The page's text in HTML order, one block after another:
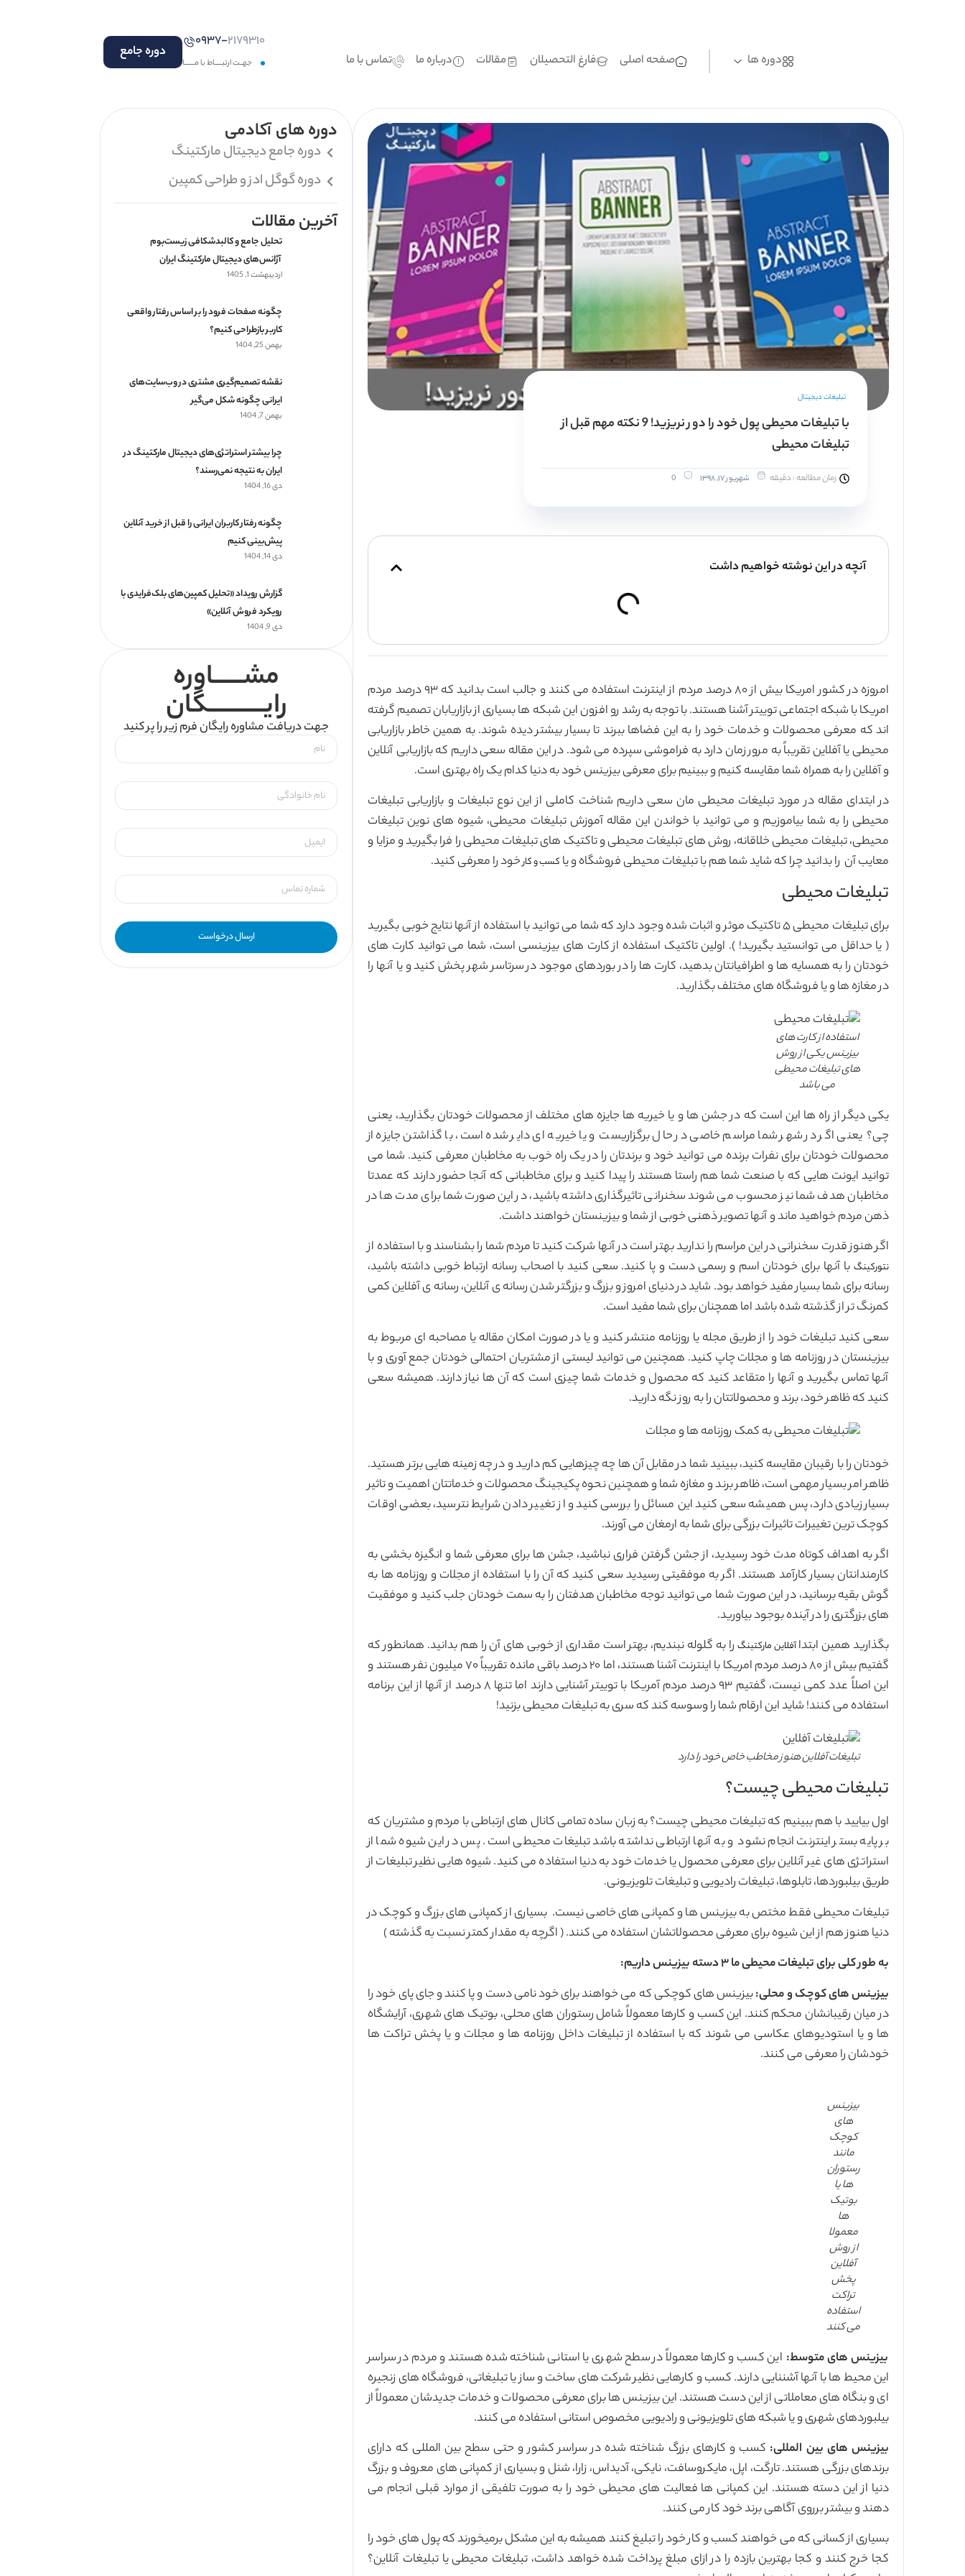
دوره ها صفحه اصلی فارغ التحصیلان مقالات درباره ما تماس با ما
۰۹۳۷-۲۱۷۹۳۱۰
جهــت ارتبـــــاط با مـــــــا
دوره جامع
تبلیغات دیجیتال
با تبلیغات محیطی پول خود را دور نریزید! 9 نکته مهم قبل از
تبلیغات محیطی
زمان مطالعه : دقیقه شهریور ۱۷, ۱۳۹۸ 0
آنچه در این نوشته خواهیم داشت
امروزه در کشور امریکا بیش از ۸۰ درصد مردم از اینترنت استفاده می کنند و جالب است بدانید که ۹۳ درصد مردم
امریکا با شبکه اجتماعی توییتر آشنا هستند. با توجه به رشد رو افزون این شبکه ها بسیاری از بازاریابان تصمیم گرفته
اند که معرفی محصولات و خدمات خود را به این فضاها ببرند تا بسیار بیشتر دیده شوند. به همین خاطر بازاریابی
محیطی یا آفلاین تقریباً به مرور زمان دارد به فراموشی سپرده می شود. در این مقاله سعی داریم که بازاریابی آنلاین
و آفلاین را به همراه شما مقایسه کنیم و ببینیم برای معرفی بیزینس خود به دنیا کدام یک راه بهتری است.
در ابتدای مقاله در مورد تبلیغات محیطی مان سعی داریم شناخت کاملی از این نوع تبلیغات و بازاریابی تبلیغات
محیطی را به شما بیاموزیم و می توانید با خواندن این مقاله آموزش تبلیغات محیطی، شیوه های نوین تبلیغات
محیطی، تبلیغات محیطی خلاقانه، روش های تبلیغات محیطی و تاکتیک های تبلیغات محیطی را فرا بگیرید و مزایا و
معایب آن را بدانید چرا که شاید شما هم با تبلیغات محیطی فروشگاه و یا کسب و کارخود را معرفی کنید.
تبلیغات محیطی
برای تبلیغات محیطی ۵ تاکتیک موثر و اثبات شده وجود دارد که شما می توانید با استفاده از آنها نتایج خوبی بگیرید
( یا حداقل می توانستید بگیرید! ). اولین تاکتیک استفاده از کارت های بیزینسی است، شما می توانید کارت های
خودتان را به همسایه ها و اطرافیانتان بدهید، کارت ها را در بوردهای موجود در سرتاسر شهر پخش کنید و یا آنها را
در مغازه ها و یا فروشگاه های مختلف بگذارید.
استفاده از کارت های
بیزینس یکی از روش
های تبلیغات محیطی
می باشد
یکی دیگر از راه ها این است که در جشن ها و یا خیریه ها جایزه های مختلف از محصولات خودتان بگذارید، یعنی
چی؟‌ یعنی اگر در شهر شما مراسم خاصی در حال برگزاریست و یا خیریه ای دایر شده است، با گذاشتن جایزه از
محصولات خودتان برای نفرات برنده می توانید خود و برندتان را در یک راه خوب به مخاطبان معرفی کنید. شما می
توانید ایونت هایی که با صنعت شما هم راستا هستند را پیدا کنید و برای مخاطبانی که آنجا حضور دارند که عمدتا
مخاطبان هدف شما نیز محسوب می شوند سخنرانی تاثیرگذاری داشته باشید، در این صورت شما برای مدت ها در
ذهن مردم خواهید ماند و آنها تصویر ذهنی خوبی از شما و بیزینستان خواهند داشت.
اگر هنوز قدرت سخنرانی در این مراسم را ندارید بهتر است در آنها شرکت کنید تا مردم شما را بشناسند و با استفاده از
نتورکینگ با آنها برای خودتان اسم و رسمی دست و پا کنید. سعی کنید با اصحاب رسانه ارتباط خوبی داشته باشید،
رسانه برای شما بسیار مفید خواهد بود. شاید در دنیای امروز و بزرگ و بزرگتر شدن رسانه ی آنلاین، رسانه ی آفلاین کمی
کمرنگ تر از گذشته شده باشد اما همچنان برای شما مفید است.
سعی کنید تبلیغات خود را از طریق مجله یا روزنامه منتشر کنید و یا در صورت امکان مقاله یا مصاحبه ای مربوط به
بیزینستان در روزنامه ها و مجلات چاپ کنید. همچنین می توانید لیستی از مشتریان احتمالی خودتان جمع آوری و با
آنها تماس بگیرید و آنها را متقاعد کنید که محصول و خدمات شما چیزی است که آن ها نیاز دارند. همیشه سعی
کنید که ظاهر خود، برند و محصولاتتان را به روز نگه دارید.
خودتان را با رقیبان مقایسه کنید، ببینید شما در مقابل آن ها چه چیزهایی کم دارید و در چه زمینه هایی برتر هستید.
ظاهر امر بسیار مهمی است، ظاهر برند و مغازه شما و همچنین نحوه پکیجینگ محصولات و خدماتتان اهمیت و تاثیر
بسیار زیادی دارد، پس همیشه سعی کنید این مسائل را بررسی کنید و از تغییر دادن شرایط نترسید، بعضی اوقات
کوچک ترین تغییرات تاثیرات بزرگی برای شما به ارمغان می آورند.
اگر به اهداف کوتاه مدت خود رسیدید، از جشن گرفتن فراری نباشید،‌ جشن ها برای معرفی شما و انگیزه بخشی به
کارمندانتان بسیار کارآمد هستند. اگر به موفقیتی رسیدید سعی کنید که آن را با استفاده از مجلات و روزنامه ها به
گوش بقیه برسانید،‌ در این صورت شما می توانید توجه مخاطبان هدفتان را به سمت خودتان جلب کنید و موفقیت
های بزرگتری را در آینده بوجود بیاورید.
بگذارید همین ابتداآفلاین مارکتینگ را به گلوله نبندیم، بهتر است مقداری از خوبی های آن را هم بدانید. همانطور که
گفتیم بیش از ۸۰ درصد مردم امریکا با اینترنت آشنا هستند، اما ۲۰ درصد باقی مانده تقریباً ۷۰ میلیون نفر هستند و
این اصلاً عدد کمی نیست، گفتیم ۹۳ درصد مردم آمریکا با توییتر آشنایی دارند اما تنها ۸ درصد از آنها از این برنامه
استفاده می کنند! شاید این ارقام شما را وسوسه کند که سری به تبلیغات محیطی بزنید!
تبلیغات آفلاین هنوز مخاطب خاص خود را دارد
تبلیغات محیطی چیست؟
اول بیایید با هم ببینیم که تبلیغات محیطی چیست؟ به زبان ساده تمامی کانال های ارتباطی با مردم و مشتریان که
بر پایه بستر اینترنت انجام نشود و به آنها ارتباطی نداشته باشد تبلیغات محیطی است. پس در این شیوه شما از
استراتژی های غیر آنلاین برای معرفی محصول یا خدمات خود به دنیا استفاده می کنید. شیوه هایی نظیر تبلیغات از
طریق بیلبوردها، تابلوها، تبلیغات رادیویی و تبلیغات تلویزیونی.
تبلیغات محیطی فقط مختص به بیزینس ها و کمپانی های خاصی نیست. بسیاری از کمپانی های بزرگ و کوچک در
دنیا هنوز هم از این شیوه برای معرفی محصولاتشان استفاده می کنند. ( اگرچه به مقدار کمتر نسبت به گذشته )
به طور کلی برای تبلیغات محیطی ما ۳ دسته بیزینس داریم:
بیزینس های کوچک و محلی:بیزینس های کوچکی که می خواهند برای خود نامی دست و پا کنند و جای پای خود را
در میان رقیبانشان محکم کنند. این کسب و کارها معمولاً شامل رستوران های محلی، بوتیک های شهری، آرایشگاه
ها و یا استودیوهای عکاسی می شوند که با استفاده از تبلیغات داخل روزنامه ها و مجلات و یا پخش تراکت ها
خودشان را معرفی می کنند.
بیزینس
های
کوچک
مانند
رستوران
ها یا
بوتیک
ها
معمولا
از روش
آفلاین
پخش
تراکت
استفاده
می کنند
بیزینس های متوسط: این کسب و کارها معمولاً در سطح شهری یا استانی شناخته شده هستند و مردم در سراسر
این محیط ها با آنها آشننایی دارند. کسب و کارهایی نظیر شرکت های ساخت و ساز یا تبلیغاتی، فروشگاه های زنجیره
ای و بنگاه های معاملاتی از این دست هستند. این بیزینس ها برای معرفی محصولات و خدمات جدیدشان معمولاً از
بیلبوردهای شهری و یا شبکه های تلویزیونی و رادیویی مخصوص استانی استفاده می کنند.
بیزینس های بین المللی: کسب و کارهای بزرگ شناخته شده در سراسر کشور و حتی سطح بین المللی که دارای
برندهای بزرگی هستند. تارگت، اپل، مایکروسافت، نایکی، آدیداس، زارا، شنل و بسیاری از کمپانی های معروف و بزرگ
دنیا از این دسته هستند. این کمپانی ها فعالیت های محیطی خود را به صورت تلفیقی از موارد قبلی انجام می
دهند و بیشتر برروی آگاهی برند خود کار می کنند.
بسیاری از کسانی که می خواهند کسب و کار خود را تبلیغ کنند همیشه به این مشکل برمیخورند که پول های خود را
کجا خرج کنند و کجا بهترین بازده را در ازای مبلغ پرداخت شده خواهد داشت، تبلیغات محیطی یا تبلیغات آنلاین؟
دوره های آکادمی
دوره جامع دیجیتال مارکتینگ
دوره گوگل ادز و طراحی کمپین
آخرین مقالات
تحلیل جامع و کالبدشکافی زیست‌بوم
آژانس‌های دیجیتال مارکتینگ ایران
اردیبهشت 1, 1405
چگونه صفحات فرود را بر اساس رفتار واقعی
کاربر بازطراحی کنیم؟
بهمن 25, 1404
نقشه تصمیم‌گیری مشتری در وب‌سایت‌های
ایرانی چگونه شکل می‌گیر
بهمن 7, 1404
چرا بیشتر استراتژی‌های دیجیتال مارکتینگ در
ایران به نتیجه نمی‌رسند؟
دی 16, 1404
چگونه رفتار کاربران ایرانی را قبل از خرید آنلاین
پیش‌بینی کنیم
دی 14, 1404
گزارش رویداد «تحلیل کمپین‌های بلک‌فرایدی با
رویکرد فروش آنلاین»
دی 9, 1404
مشــــــاوره
رایـــــــــــگان
جهت دریافت مشاوره رایگان فرم زیر را پر کنید
ارسال درخواست